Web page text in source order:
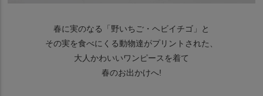
春に実のなる「野いちご・ヘビイチゴ」と
その実を食べにくる動物達がプリントされた、
大人かわいいワンピースを着て
春のお出かけへ!